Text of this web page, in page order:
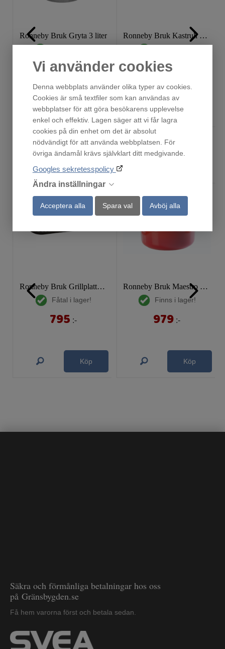
Vi använder cookies
Denna webbplats använder olika typer av cookies.
Cookies är små textfiler som kan användas av
webbplatser för att göra besökarens upplevelse
enkel och effektiv. Lagen säger att vi får lagra
cookies på din enhet om det är absolut
nödvändigt för att använda webbplatsen. För
övriga ändamål krävs självklart ditt medgivande.
Googles sekretesspolicy
Ändra inställningar
Acceptera alla Spara val Avböj alla
Ronneby Bruk Gryta 3 liter
519 :-
Köp
Ronneby Bruk Kastrull 2 liter
495
Andra har också tittat på
Ronneby Bruk Grillplatta i gjutjärn. 23 x 47 cm
Fåtal i lager!
795 :-
Köp
Ronneby Bruk Maestro Emaljerad rund gryta
Finns i lager!
979 :-
Köp
Säkra och förmånliga betalningar hos oss
på Gränsbygden.se
Få hem varorna först och betala sedan.